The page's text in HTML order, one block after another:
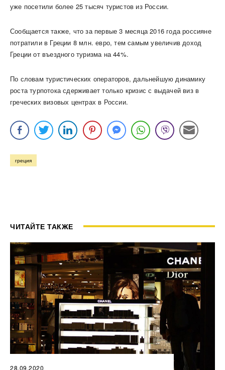
уже посетили более 25 тысяч туристов из России.
Сообщается также, что за первые 3 месяца 2016 года россияне
потратили в Греции 8 млн. евро, тем самым увеличив доход
Греции от въездного туризма на 44%.
По словам туристических операторов, дальнейшую динамику
роста турпотока сдерживает только кризис с выдачей виз в
греческих визовых центрах в России.
греция
ЧИТАЙТЕ ТАКЖЕ
28.09.2020